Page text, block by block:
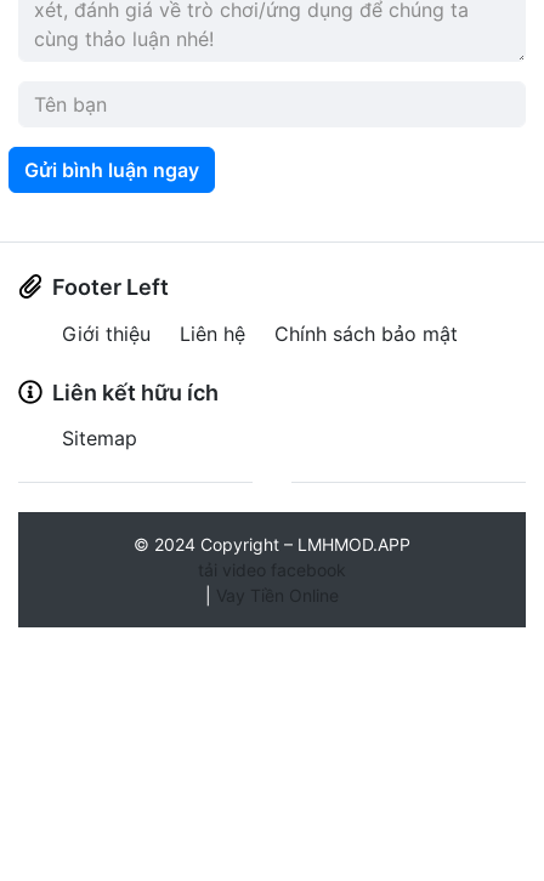
Gửi bình luận ngay
Footer Left
Giới thiệu Liên hệ Chính sách bảo mật
Liên kết hữu ích
Sitemap
© 2024 Copyright – LMHMOD.APP
tải video facebook
Vay Tiền Online